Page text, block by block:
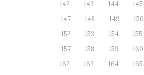
142
143 144 145
147
148 149 150
152
153 154 155
157
158 159 160
162
163 164 165